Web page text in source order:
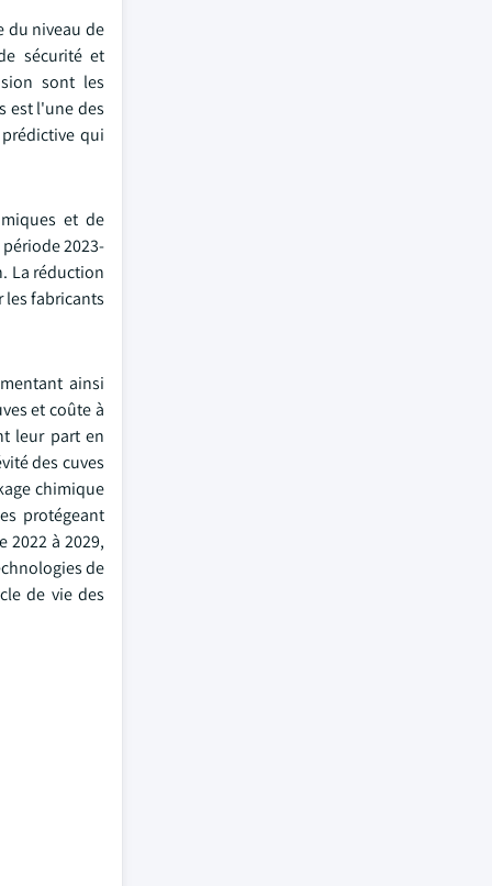
du niveau de
sécurité et
sont les
est l'une des
qui
et de
2023-
La réduction
les fabricants
ainsi
et coûte à
leur part en
des cuves
chimique
protégeant
à 2029,
de
de vie des